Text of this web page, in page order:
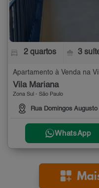
2 quartos 3
Apartamento à Venda na
Vila Mariana
Zona Sul - São Paulo
Rua Domingos
WhatsApp